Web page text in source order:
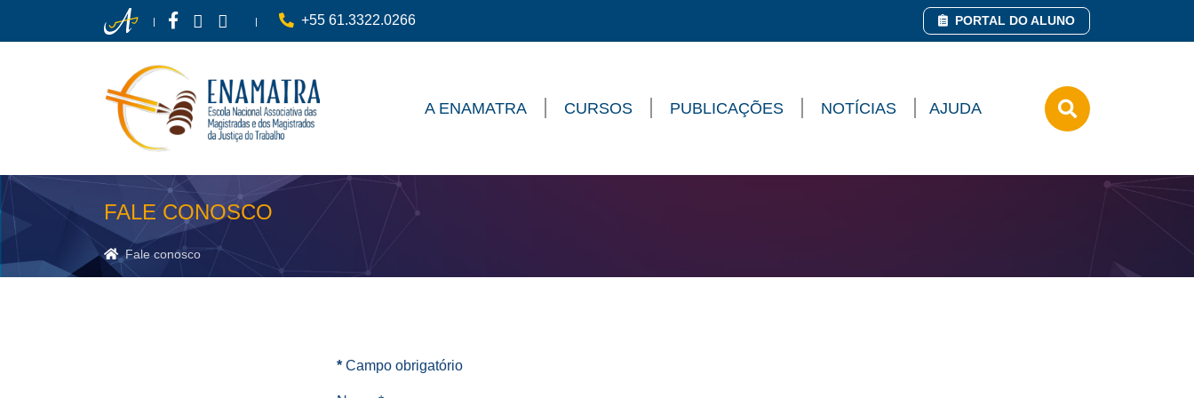
+55 61.3322.0266 PORTAL DO ALUNO
A ENAMATRA CURSOS PUBLICAÇÕES NOTÍCIAS AJUDA
Pesquisar
FALE CONOSCO
Fale conosco
*Campo obrigatório